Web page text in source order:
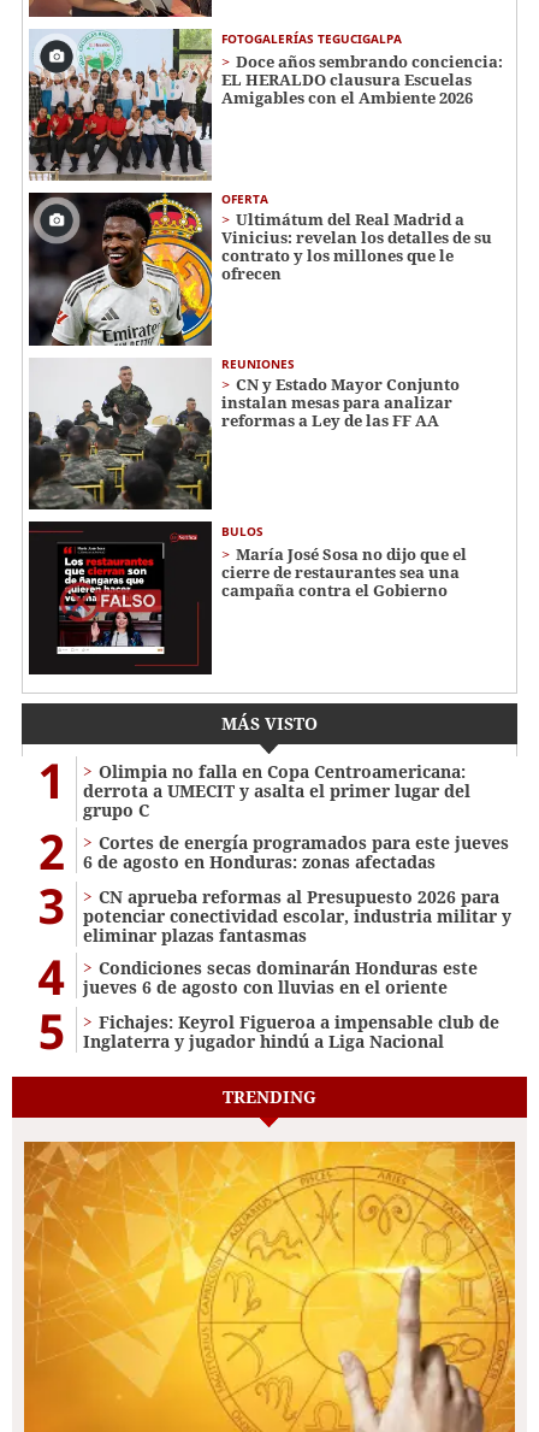
FOTOGALERÍAS TEGUCIGALPA
Doce años sembrando conciencia:
EL HERALDO clausura Escuelas
Amigables con el Ambiente 2026
OFERTA
Ultimátum del Real Madrid a
Vinicius: revelan los detalles de su
contrato y los millones que le
ofrecen
REUNIONES
CN y Estado Mayor Conjunto
instalan mesas para analizar
reformas a Ley de las FF AA
BULOS
María José Sosa no dijo que el
cierre de restaurantes sea una
campaña contra el Gobierno
MÁS VISTO
1
Olimpia no falla en Copa Centroamericana:
derrota a UMECIT y asalta el primer lugar del
grupo C
2
Cortes de energía programados para este jueves
6 de agosto en Honduras: zonas afectadas
3
CN aprueba reformas al Presupuesto 2026 para
potenciar conectividad escolar, industria militar y
eliminar plazas fantasmas
4
Condiciones secas dominarán Honduras este
jueves 6 de agosto con lluvias en el oriente
5
Fichajes: Keyrol Figueroa a impensable club de
Inglaterra y jugador hindú a Liga Nacional
TRENDING